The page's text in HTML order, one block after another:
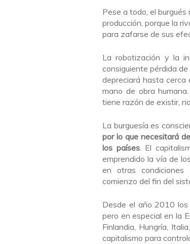
Pese a todo, el
producción, porque la
para zafarse de sus
La robotización y la
consiguiente pérdida
depreciará hasta cerca
mano de obra
tiene razón de existir,
La burguesía es
por lo que necesitará
los países. El
emprendido la vía de
en otras condiciones
comienzo del fin del
Desde el año 2010
pero en especial en la
Finlandia, Hungría,
capitalismo para